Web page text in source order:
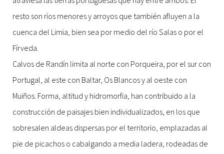
resto son ríos menores y arroyos que también afluyen a la
cuenca del Limia, bien sea por medio del río Salas o por el
Fírveda.
Calvos de Randín limita al norte con Porqueira, por el sur con
Portugal, al este con Baltar, Os Blancos y al oeste con
Muiños. Forma, altitud y hidromorfia, han contribuido a la
construcción de paisajes bien individualizados, en los que
sobresalen aldeas dispersas por el territorio, emplazadas al
pie de picachos o cabalgando a media ladera, rodeadas de